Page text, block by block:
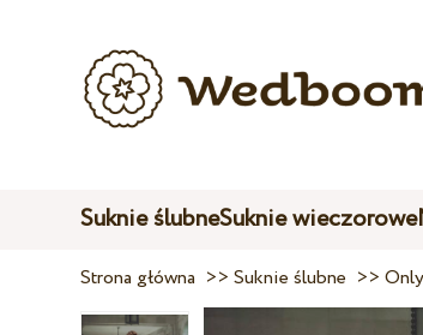
Suknie ślubneSuknie wieczorowe
Strona główna >>Suknie ślubne >>